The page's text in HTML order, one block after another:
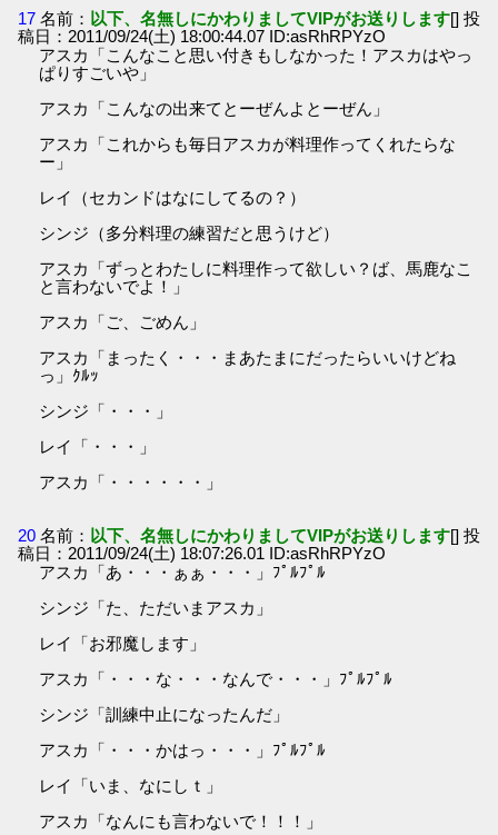
17 名前： 以下、名無しにかわりましてVIPがお送りします[] 投
稿日：2011/09/24(土) 18:00:44.07 ID:asRhRPYzO
アスカ「こんなこと思い付きもしなかった！アスカはやっ
ぱりすごいや」
アスカ「こんなの出来てとーぜんよとーぜん」
アスカ「これからも毎日アスカが料理作ってくれたらな
ー」
レイ（セカンドはなにしてるの？）
シンジ（多分料理の練習だと思うけど）
アスカ「ずっとわたしに料理作って欲しい？ば、馬鹿なこ
と言わないでよ！」
アスカ「ご、ごめん」
アスカ「まったく・・・まあたまにだったらいいけどね
っ」ｸﾙｯ
シンジ「・・・」
レイ「・・・」
アスカ「・・・・・・」
20 名前： 以下、名無しにかわりましてVIPがお送りします[] 投
稿日：2011/09/24(土) 18:07:26.01 ID:asRhRPYzO
アスカ「あ・・・ぁぁ・・・」ﾌﾟﾙﾌﾟﾙ
シンジ「た、ただいまアスカ」
レイ「お邪魔します」
アスカ「・・・な・・・なんで・・・」ﾌﾟﾙﾌﾟﾙ
シンジ「訓練中止になったんだ」
アスカ「・・・かはっ・・・」ﾌﾟﾙﾌﾟﾙ
レイ「いま、なにしｔ」
アスカ「なんにも言わないで！！！」